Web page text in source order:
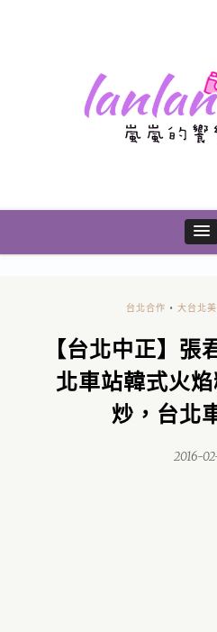
台北合作 • 大台北
【台北中正】
北車站韓式火
炒，台北
2016-